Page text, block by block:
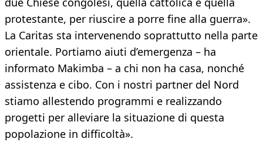
protestante, per riuscire a porre fine alla guerra».
La Caritas sta intervenendo soprattutto nella parte
orientale. Portiamo aiuti d’emergenza – ha
informato Makimba – a chi non ha casa, nonché
assistenza e cibo. Con i nostri partner del Nord
stiamo allestendo programmi e realizzando
progetti per alleviare la situazione di questa
popolazione in difficoltà».